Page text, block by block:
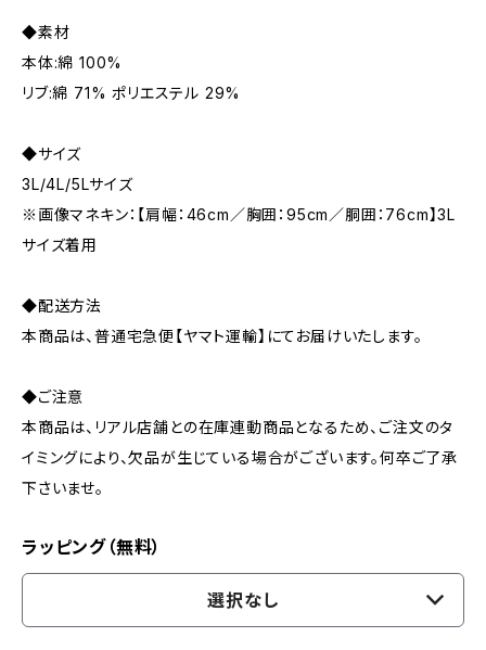
◆素材
本体:綿 100%
リブ:綿 71% ポリエステル 29%
◆サイズ
3L/4L/5Lサイズ
※画像マネキン：【肩幅：46cm／胸囲：95cm／胴囲：76cm】3L
サイズ着用
◆配送方法
本商品は、普通宅急便【ヤマト運輸】にてお届けいたします。
◆ご注意
本商品は、リアル店舗との在庫連動商品となるため、ご注文のタ
イミングにより、欠品が生じている場合がございます。何卒ご了承
下さいませ。
ラッピング（無料）
選択なし